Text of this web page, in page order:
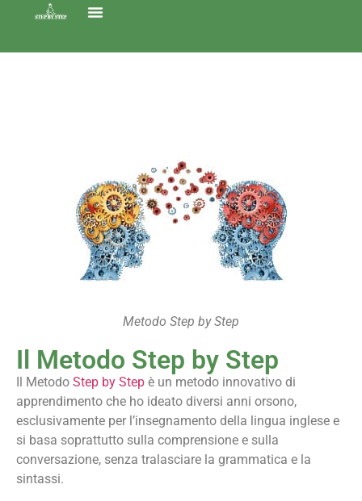
Metodo Step by Step
Il Metodo Step by Step
Il Metodo Step by Step è un metodo innovativo di
apprendimento che ho ideato diversi anni orsono,
esclusivamente per l’insegnamento della lingua inglese e
si basa soprattutto sulla comprensione e sulla
conversazione, senza tralasciare la grammatica e la
sintassi.